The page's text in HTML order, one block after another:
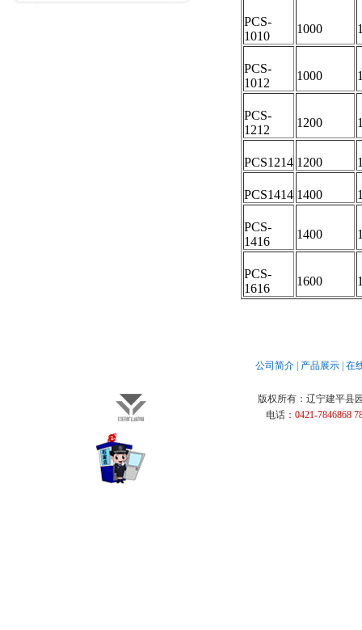
PCS-
1010
1000
PCS-
1012
1000
PCS-
1212
1200
PCS1214 1200
PCS1414 1400
PCS-
1416
1400
PCS-
1616
1600
公司简介| 产品展示| 在
版权所有： 辽宁建平县
电话： 0421-7846868